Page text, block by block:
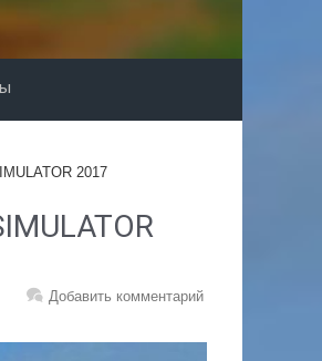
2017
Добавить комментарий